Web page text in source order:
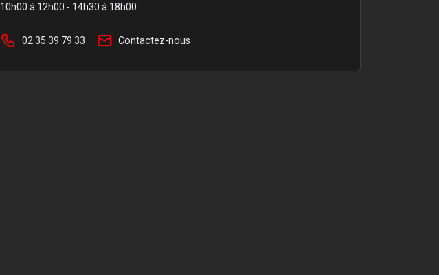
10h00 à 12h00 - 14h30 à 18h00
02 35 39 79 33 Contactez-nous